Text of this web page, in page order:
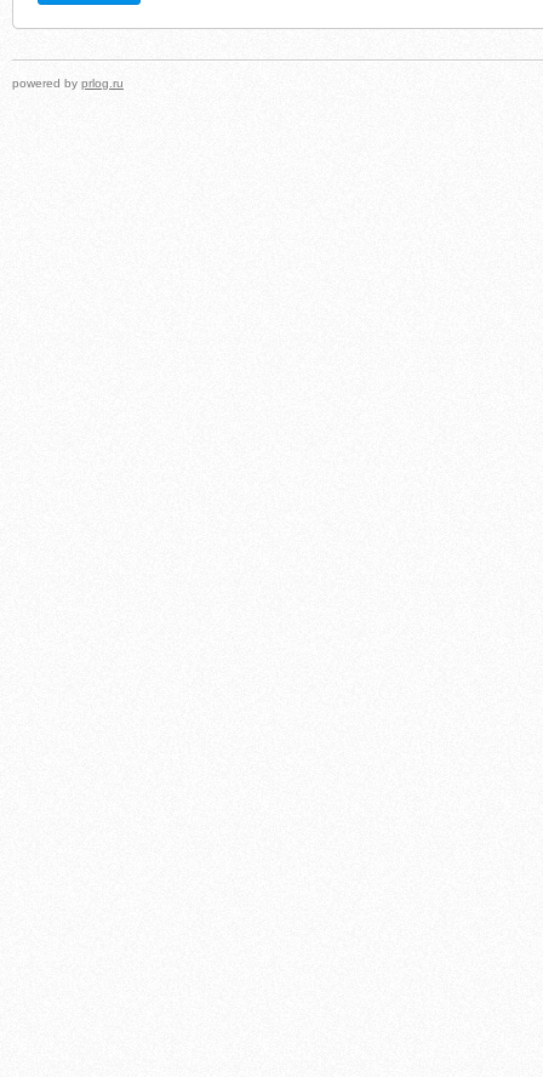
powered by prlog.ru